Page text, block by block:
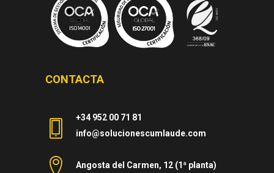
CONTACTA
+34 952 00 71 81
info@solucionescumlaude.com
Angosta del Carmen, 12 (1ª planta)